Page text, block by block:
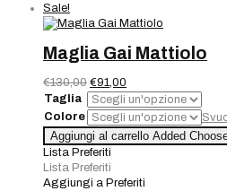
Sale!
Maglia Gai Mattiolo
€130,00 Il
prezzo
originale
era:
€130,00.
€91,00
prezzo
attuale
è:
€91,00.
Taglia
Colore
Maglia
Gai
Mattiolo
quantità
Aggiungi al carrello Added
Lista Preferiti
Lista Preferiti
Aggiungi a Preferiti